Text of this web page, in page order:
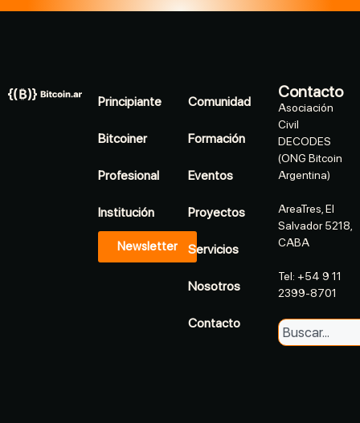
Principiante
Bitcoiner
Profesional
Institución
Newsletter
Comunidad
Formación
Eventos
Proyectos
Servicios
Nosotros
Contacto
Contacto
Asociación
Civil
DECODES
(ONG Bitcoin
Argentina)
AreaTres, El
Salvador 5218,
CABA
Tel: +54 9 11
2399-8701